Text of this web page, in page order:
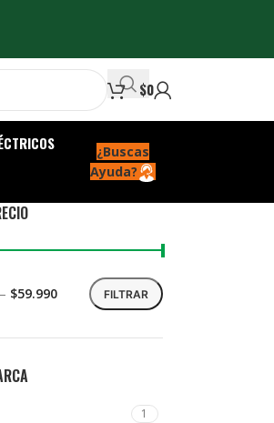
$0
¿Buscas
Ayuda?
FILTRAR
$59.990
1